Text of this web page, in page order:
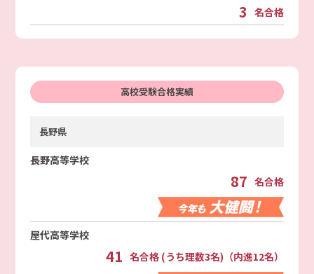
3 名合格
高校受験合格実績
長野県
長野高等学校
87 名合格
屋代高等学校
41 名合格 (うち理数3名)（内進12名）